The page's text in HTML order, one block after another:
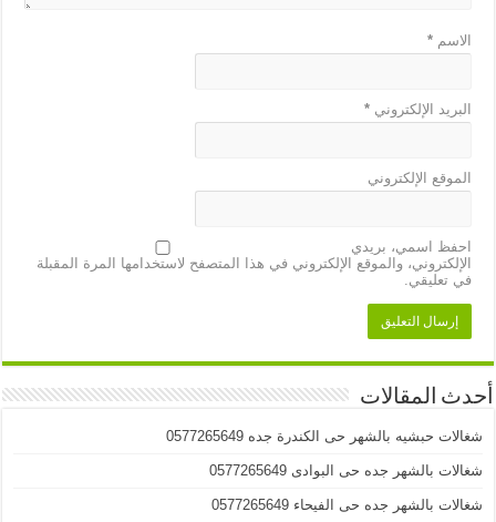
الاسم*
البريد الإلكتروني*
الموقع الإلكتروني
احفظ اسمي، بريدي
الإلكتروني، والموقع الإلكتروني في هذا المتصفح لاستخدامها المرة المقبلة
في تعليقي.
أحدث المقالات
شغالات حبشيه بالشهر حى الكندرة جده 0577265649
شغالات بالشهر جده حى البوادى 0577265649
شغالات بالشهر جده حى الفيحاء 0577265649